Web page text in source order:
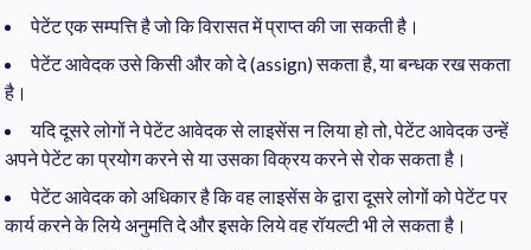
पेटेंट एक सम्पत्ति है जो कि विरासत में प्राप्त की जा सकती है।
पेटेंट आवेदक उसे किसी और को दे (assign) सकता है, या बन्धक रख सकता
है।
यदि दूसरे लोगों ने पेटें‍ट आवेदक से लाइसेंस न लिया हो तो, पेटेंट आवेदक उन्हें
अपने पेटेंट का प्रयोग करने से या उसका विक्रय करने से रोक सकता है।
पेटेंट आवेदक को अधिकार है कि वह लाइसेंस के द्वारा दूसरे लोगों को पेटेंट पर
कार्य करने के लिये अनुमति दे और इसके लिये वह रॉयल्टी भी ले सकता है।